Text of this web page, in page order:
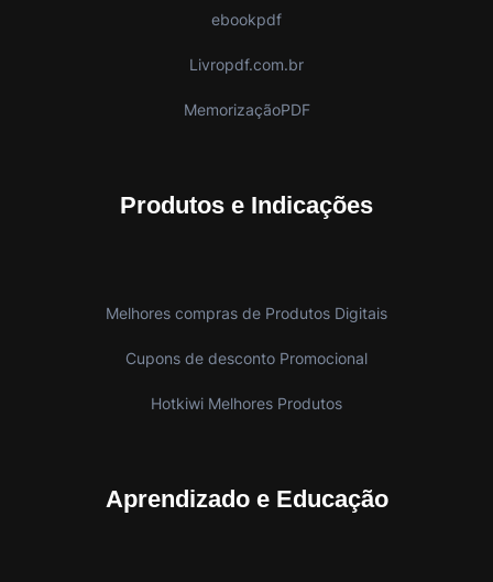
ebookpdf
Livropdf.com.br
MemorizaçãoPDF
Produtos e Indicações
Melhores compras de Produtos Digitais
Cupons de desconto Promocional
Hotkiwi Melhores Produtos
Aprendizado e Educação